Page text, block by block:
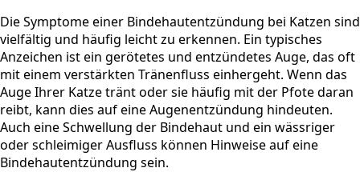
Die Symptome einer Bindehautentzündung bei Katzen sind
vielfältig und häufig leicht zu erkennen. Ein typisches
Anzeichen ist ein gerötetes und entzündetes Auge, das oft
mit einem verstärkten Tränenfluss einhergeht. Wenn das
Auge Ihrer Katze tränt oder sie häufig mit der Pfote daran
reibt, kann dies auf eine Augenentzündung hindeuten.
Auch eine Schwellung der Bindehaut und ein wässriger
oder schleimiger Ausfluss können Hinweise auf eine
Bindehautentzündung sein.